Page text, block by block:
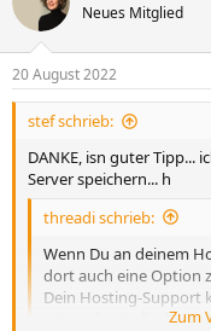
Mir fällt noch auf, dass
Schriftarten von Google.
unbedingt deine
und ein Cookie-
solche Dateien lokal,
Art der Einbindung droht
übereifrigen.
Übrigens würde deine
auftauchen. Die Intro-
keinerlei Inhalte die er
nur eine weiße Seite.
Neues Mitglied
20 August 2022
stef schrieb:
DANKE, isn guter Tipp...
Server speichern... h
threadi schrieb:
Wenn Du an deinem
dort auch eine Option
Dein Hosting-Support
trägst das in die Zum